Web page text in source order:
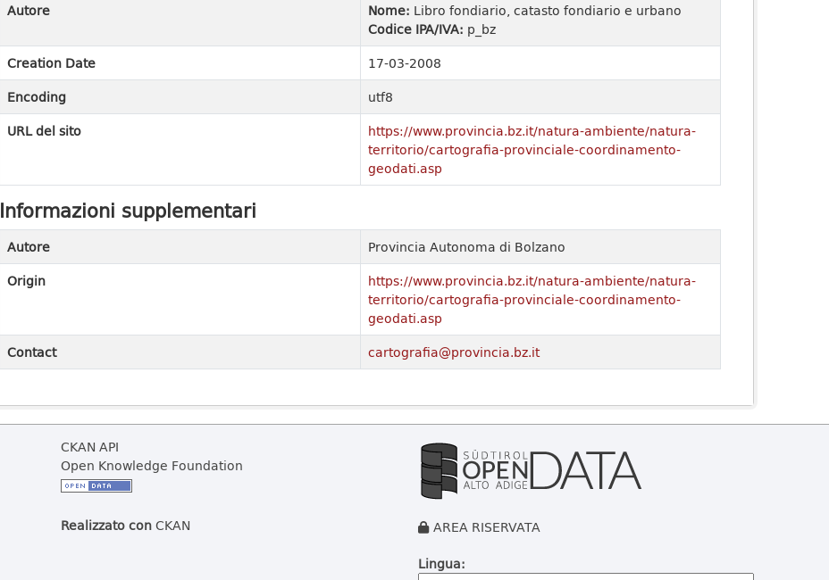
Autore
Nome: Libro fondiario, catasto fondiario e urbano
Codice IPA/IVA: p_bz
Creation Date
17-03-2008
Encoding
utf8
URL del sito
https://www.provincia.bz.it/natura-ambiente/natura-
territorio/cartografia-provinciale-coordinamento-
geodati.asp
Informazioni supplementari
Autore
Provincia Autonoma di Bolzano
Origin
https://www.provincia.bz.it/natura-ambiente/natura-
territorio/cartografia-provinciale-coordinamento-
geodati.asp
Contact
cartografia@provincia.bz.it
CKAN API
Open Knowledge Foundation
Realizzato conCKAN
AREA RISERVATA
Lingua